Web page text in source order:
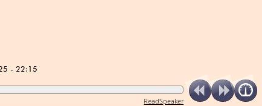
- 22:15
ReadSpeaker